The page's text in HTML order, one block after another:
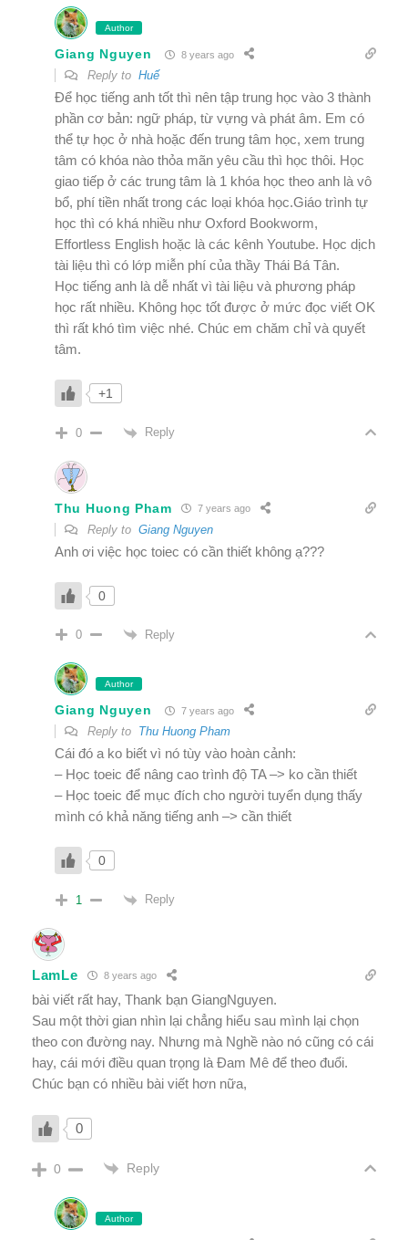
Author
Giang Nguyen 8 years ago
Reply toHuế
Để học tiếng anh tốt thì nên tập trung học vào 3 thành
phần cơ bản: ngữ pháp, từ vựng và phát âm. Em có
thể tự học ở nhà hoặc đến trung tâm học, xem trung
tâm có khóa nào thỏa mãn yêu cầu thì học thôi. Học
giao tiếp ở các trung tâm là 1 khóa học theo anh là vô
bổ, phí tiền nhất trong các loại khóa học.Giáo trình tự
học thì có khá nhiều như Oxford Bookworm,
Effortless English hoặc là các kênh Youtube. Học dịch
tài liệu thì có lớp miễn phí của thầy Thái Bá Tân.
Học tiếng anh là dễ nhất vì tài liệu và phương pháp
học rất nhiều. Không học tốt được ở mức đọc viết OK
thì rất khó tìm việc nhé. Chúc em chăm chỉ và quyết
tâm.
+1
0 Reply
Thu Huong Pham 7 years ago
Reply toGiang Nguyen
Anh ơi việc học toiec có cần thiết không ạ???
0
0 Reply
Author
Giang Nguyen 7 years ago
Reply to Thu Huong Pham
Cái đó a ko biết vì nó tùy vào hoàn cảnh:
– Học toeic để nâng cao trình độ TA –> ko cần thiết
– Học toeic để mục đích cho người tuyển dụng thấy
mình có khả năng tiếng anh –> cần thiết
0
1 Reply
LamLe 8 years ago
bài viết rất hay, Thank bạn GiangNguyen.
Sau một thời gian nhìn lại chẳng hiểu sau mình lại chọn
theo con đường nay. Nhưng mà Nghề nào nó cũng có cái
hay, cái mới điều quan trọng là Đam Mê để theo đuổi.
Chúc bạn có nhiều bài viết hơn nữa,
0
0 Reply
Author